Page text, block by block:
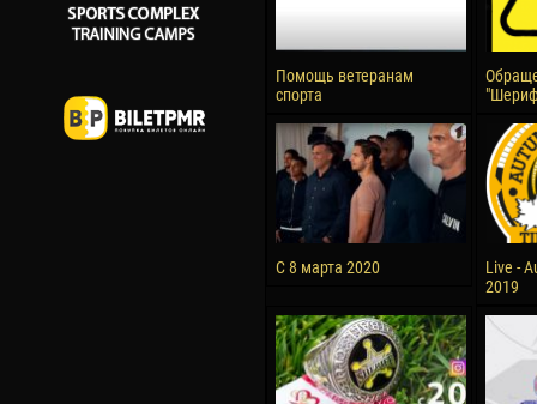
Помощь ветеранам
спорта
С 8 марта 2020
Live -
2019